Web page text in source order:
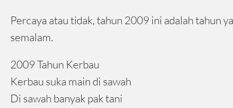
Percaya atau tidak, tahun 2009 ini adalah tahun
semalam.
2009 Tahun Kerbau
Kerbau suka main di sawah
Di sawah banyak pak tani